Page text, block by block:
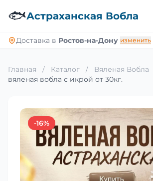
🐟Астраханская Вобла
Доставка в Ростов-на-Дону изменить
Главная / Каталог / Вяленая Вобла
вяленая вобла с икрой от 30кг.
-16%